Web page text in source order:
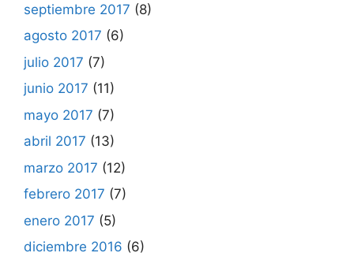
septiembre 2017 (8)
agosto 2017 (6)
julio 2017 (7)
junio 2017 (11)
mayo 2017 (7)
abril 2017 (13)
marzo 2017 (12)
febrero 2017 (7)
enero 2017 (5)
diciembre 2016 (6)